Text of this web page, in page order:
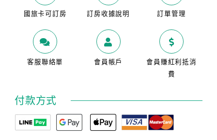
國旅卡可訂房 訂房收據說明 訂單管理
客服聯絡單 會員帳戶
會員賺紅利抵消
費
付款方式